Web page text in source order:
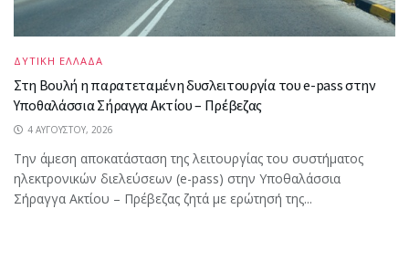
ΔΥΤΙΚΗ ΕΛΛΑΔΑ
Στη Βουλή η παρατεταμένη δυσλειτουργία του e-pass στην
Υποθαλάσσια Σήραγγα Ακτίου – Πρέβεζας
4 ΑΥΓΟΎΣΤΟΥ, 2026
Την άμεση αποκατάσταση της λειτουργίας του συστήματος
ηλεκτρονικών διελεύσεων (e-pass) στην Υποθαλάσσια
Σήραγγα Ακτίου – Πρέβεζας ζητά με ερώτησή της...